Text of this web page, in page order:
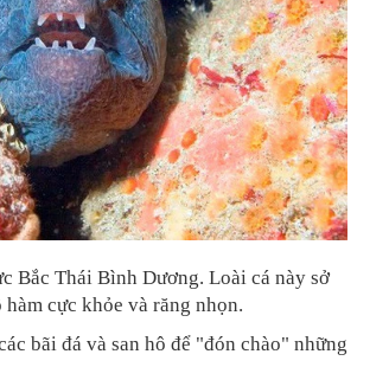
Bắc Thái Bình Dương. Loài cá này sở
cực khỏe và răng nhọn.
bãi đá và san hô để "đón chào" những